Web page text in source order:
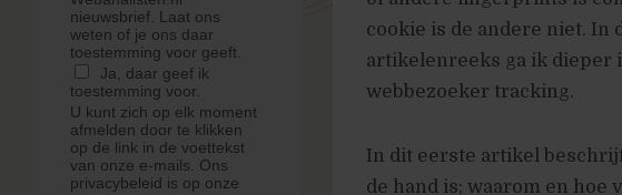
nieuwsbrief. Laat ons
weten of je ons daar
toestemming voor geeft.
Ja, daar geef ik
toestemming voor.
U kunt zich op elk moment
afmelden door te klikken
op de link in de voettekst
van onze e-mails. Ons
privacybeleid is op onze
cookie is de andere niet. In
artikelenreeks ga ik dieper
webbezoeker tracking.
In dit eerste artikel
de hand is; waarom en